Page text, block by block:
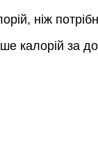
ніж
калорій за